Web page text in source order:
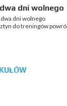
dni wolnego
dni wolnego
do treningów